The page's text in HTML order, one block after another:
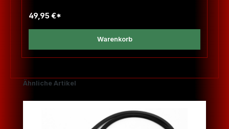
49,95 €*
Warenkorb
Produktgalerie überspringen
Ähnliche Artikel